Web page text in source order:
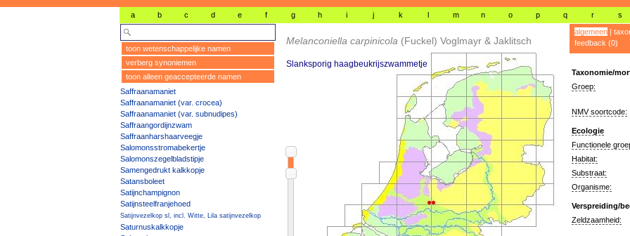
a b c d e f g h i j k l m n o p q r s
toon wetenschappelijke namen
verberg synoniemen
toon alleen geaccepteerde namen
Saffraanamaniet
Saffraanamaniet (var. crocea)
Saffraanamaniet (var. subnudipes)
Saffraangordijnzwam
Saffraanharshaarveegje
Salomonsstromabekertje
Salomonszegelbladstipje
Samengedrukt kalkkopje
Satansboleet
Satijnchampignon
Satijnsteelfranjehoed
Satijnvezelkop sl, incl. Witte, Lila satijnvezelkop
Saturnuskalkkopje
Melanconiella carpinicola (Fuckel) Voglmayr & Jaklitsch
Slanksporig haagbeukrijszwammetje
algemeen|
feedback (0)
Taxonomie/
Groep:
NMV soortcode:
Ecologie
Functionele
Habitat:
Substraat:
Organisme:
Verspreiding/
Zeldzaamheid: